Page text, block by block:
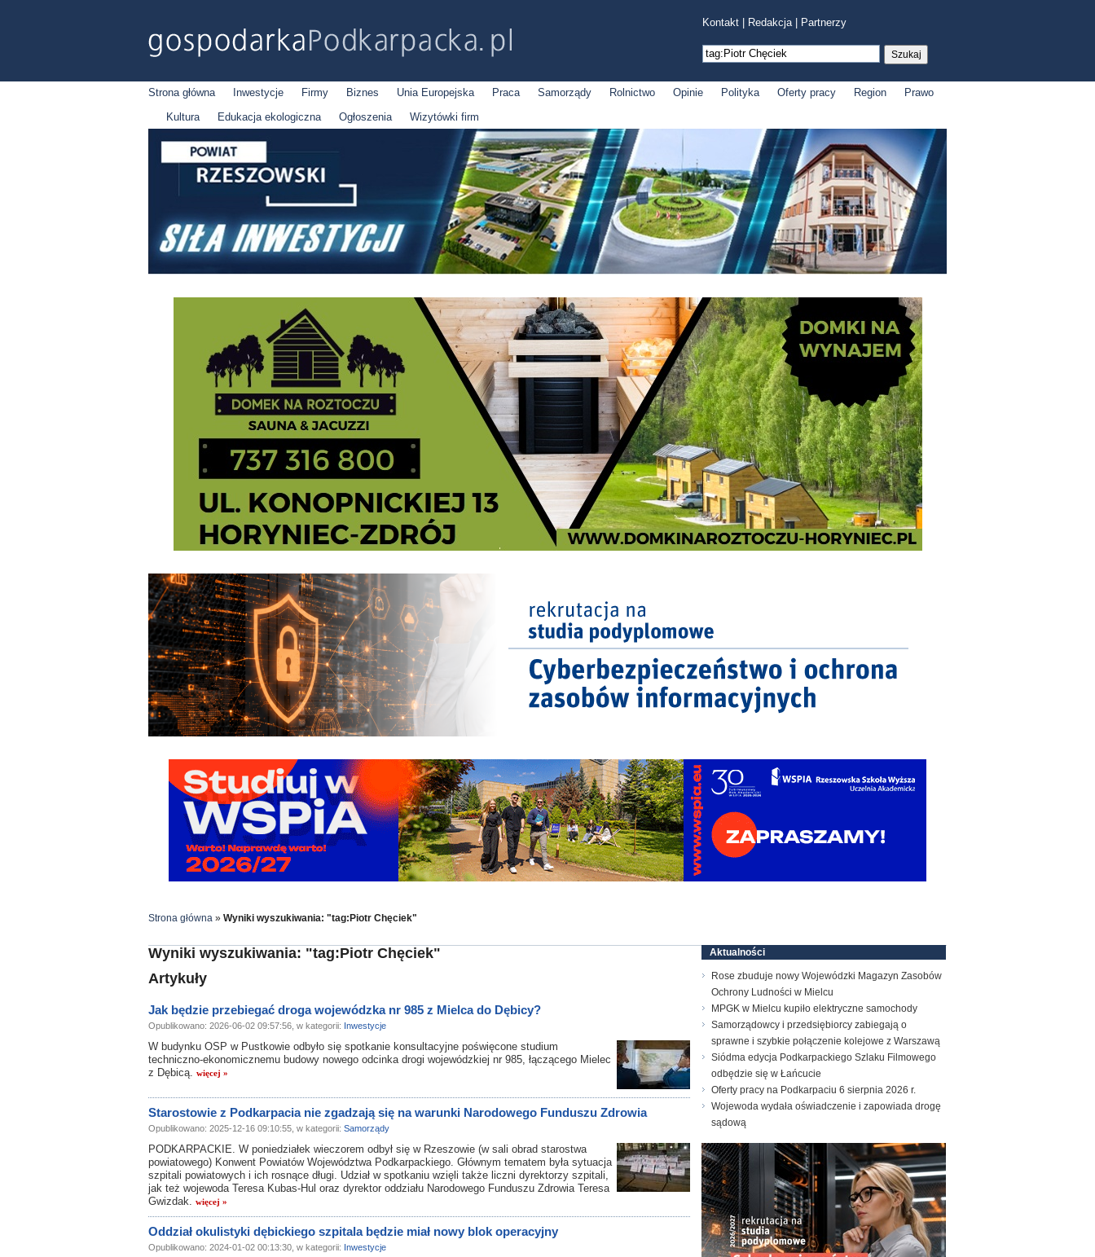
Kontakt Redakcja| Partnerzy
Strona główna Inwestycje Firmy Biznes Unia Europejska Praca Samorządy Rolnictwo Opinie Polityka Oferty pracy Region
Prawo
Kultura
Edukacja ekologiczna Ogłoszenia Wizytówki firm
Strona główna » Wyniki wyszukiwania: "tag:Piotr Chęciek"
Wyniki wyszukiwania: "tag:Piotr Chęciek"
Artykuły
Jak będzie przebiegać droga wojewódzka nr 985 z Mielca do Dębicy?
Opublikowano: 2026-06-02 09:57:56, w kategorii: Inwestycje
W budynku OSP w Pustkowie odbyło się spotkanie konsultacyjne poświęcone studium
techniczno-ekonomicznemu budowy nowego odcinka drogi wojewódzkiej nr 985, łączącego Mielec
z Dębicą. więcej »
Starostowie z Podkarpacia nie zgadzają się na warunki Narodowego Funduszu Zdrowia
Opublikowano: 2025-12-16 09:10:55, w kategorii: Samorządy
PODKARPACKIE. W poniedziałek wieczorem odbył się w Rzeszowie (w sali obrad starostwa
powiatowego) Konwent Powiatów Województwa Podkarpackiego. Głównym tematem była sytuacja
szpitali powiatowych i ich rosnące długi. Udział w spotkaniu wzięli także liczni dyrektorzy szpitali,
jak też wojewoda Teresa Kubas-Hul oraz dyrektor oddziału Narodowego Funduszu Zdrowia Teresa
Gwizdak. więcej »
Oddział okulistyki dębickiego szpitala będzie miał nowy blok operacyjny
Opublikowano: 2024-01-02 00:13:30, w kategorii: Inwestycje
Aktualności
Rose zbuduje nowy Wojewódzki Magazyn Zasobów
Ochrony Ludności w Mielcu
MPGK w Mielcu kupiło elektryczne samochody
Samorządowcy i przedsiębiorcy zabiegają o
sprawne i szybkie połączenie kolejowe z Warszawą
Siódma edycja Podkarpackiego Szlaku Filmowego
odbędzie się w Łańcucie
Oferty pracy na Podkarpaciu 6 sierpnia 2026 r.
Wojewoda wydała oświadczenie i zapowiada drogę
sądową